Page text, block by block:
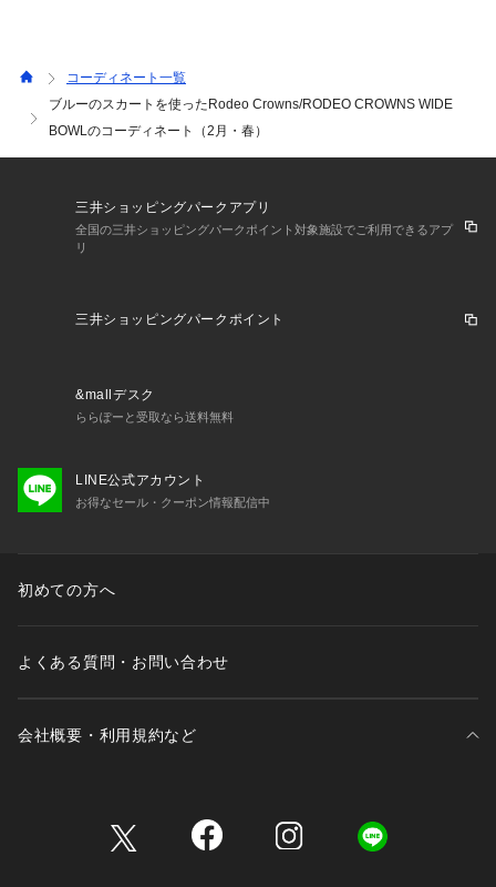
コーディネート一覧
ブルーのスカートを使ったRodeo Crowns/RODEO CROWNS WIDE
BOWLのコーディネート（2月・春）
三井ショッピングパークアプリ
全国の三井ショッピングパークポイント対象施設でご利用できるアプ
リ
三井ショッピングパークポイント
&mallデスク
ららぽーと受取なら送料無料
LINE公式アカウント
お得なセール・クーポン情報配信中
初めての方へ
よくある質問・お問い合わせ
会社概要・利用規約など